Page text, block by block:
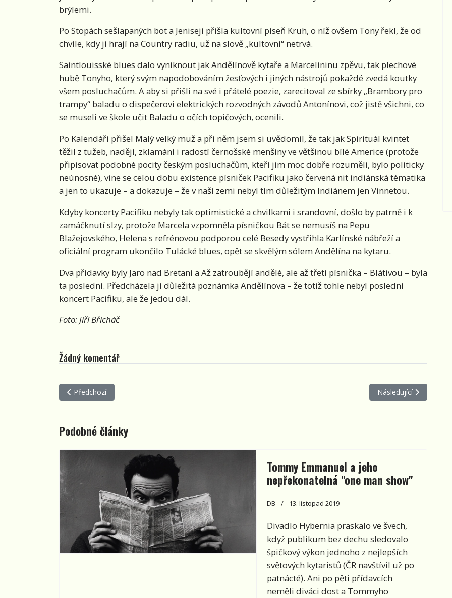
brýlemi.
Po Stopách sešlapaných bot a Jeniseji přišla kultovní píseň Kruh, o níž ovšem Tony řekl, že od
chvíle, kdy ji hrají na Country radiu, už na slově „kultovní“ netrvá.
Saintlouisské blues dalo vyniknout jak Andělínově kytaře a Marcelininu zpěvu, tak plechové
hubě Tonyho, který svým napodobováním žesťových i jiných nástrojů pokaždé zvedá koutky
všem posluchačům. A aby si přišli na své i přátelé poezie, zarecitoval ze sbírky „Brambory pro
trampy“ baladu o dispečerovi elektrických rozvodných závodů Antonínovi, což jistě všichni, co
se museli ve škole učit Baladu o očích topičových, ocenili.
Po Kalendáři přišel Malý velký muž a při něm jsem si uvědomil, že tak jak Spirituál kvintet
těžil z tužeb, nadějí, zklamání i radostí černošské menšiny ve většinou bílé Americe (protože
připisovat podobné pocity českým posluchačům, kteří jim moc dobře rozuměli, bylo politicky
neúnosné), vine se celou dobu existence písniček Pacifiku jako červená nit indiánská tématika
a jen to ukazuje – a dokazuje – že v naší zemi nebyl tím důležitým Indiánem jen Vinnetou.
Kdyby koncerty Pacifiku nebyly tak optimistické a chvilkami i srandovní, došlo by patrně i k
zamáčknutí slzy, protože Marcela vzpomněla písničkou Bát se nemusíš na Pepu
Blažejovského, Helena s refrénovou podporou celé Besedy vystřihla Karlínské nábřeží a
oficiální program ukončilo Tulácké blues, opět se skvělým sólem Andělína na kytaru.
Dva přídavky byly Jaro nad Bretaní a Až zatroubějí andělé, ale až třetí písnička – Blátivou – byla
ta poslední. Předcházela jí důležitá poznámka Andělínova – že totiž tohle nebyl poslední
koncert Pacifiku, ale že jedou dál.
Foto: Jiří Břicháč
Žádný komentář
Předchozí článek: Brožovi na Návštěvě
Předchozí Další článek: Bratři
Následující
Podobné články
Tommy Emmanuel a jeho
nepřekonatelná "one man show"
DB 13. listopad 2019
Divadlo Hybernia praskalo ve švech,
když publikum bez dechu sledovalo
špičkový výkon jednoho z nejlepších
světových kytaristů (ČR navštívil už po
patnácté). Ani po pěti přídavcích
neměli diváci dost a Tommyho